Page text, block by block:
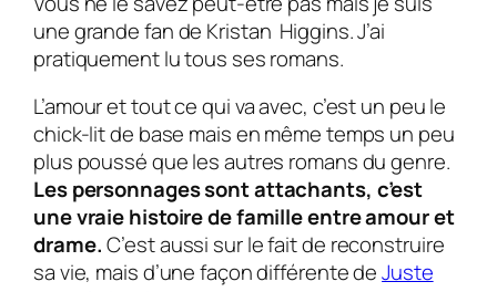
une grande fan de Kristan Higgins. J’ai
pratiquement lu tous ses romans.
L’amour et tout ce qui va avec, c’est un peu le
chick-lit de base mais en même temps un peu
plus poussé que les autres romans du genre.
Les personnages sont attachants, c’est
une vraie histoire de famille entre amour et
drame.C’est aussi sur le fait de reconstruire
sa vie, mais d’une façon différente deJuste